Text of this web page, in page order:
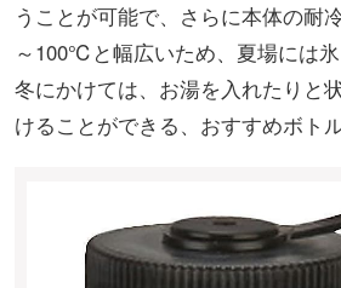
うことが可能で、さらに本体の耐
～100℃と幅広いため、夏場には
冬にかけては、お湯を入れたりと
けることができる、おすすめボトル